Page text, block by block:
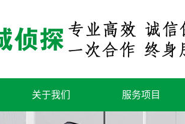
关于我们 服务项目